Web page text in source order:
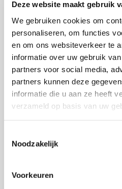
Deze website maakt gebruik
We gebruiken cookies om
personaliseren, om functies
en om ons websiteverkeer te
informatie over uw gebruik
partners voor social media,
partners kunnen deze
informatie die u aan ze heeft
verzameld op basis van uw
Noodzakelijk
Voorkeuren
Bel me: +31 6 38 77 59 89